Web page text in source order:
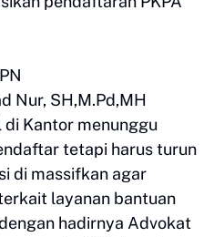
Nur, SH,M.Pd,MH
Kantor menunggu
tetapi harus turun
di massifkan agar
layanan bantuan
hadirnya Advokat